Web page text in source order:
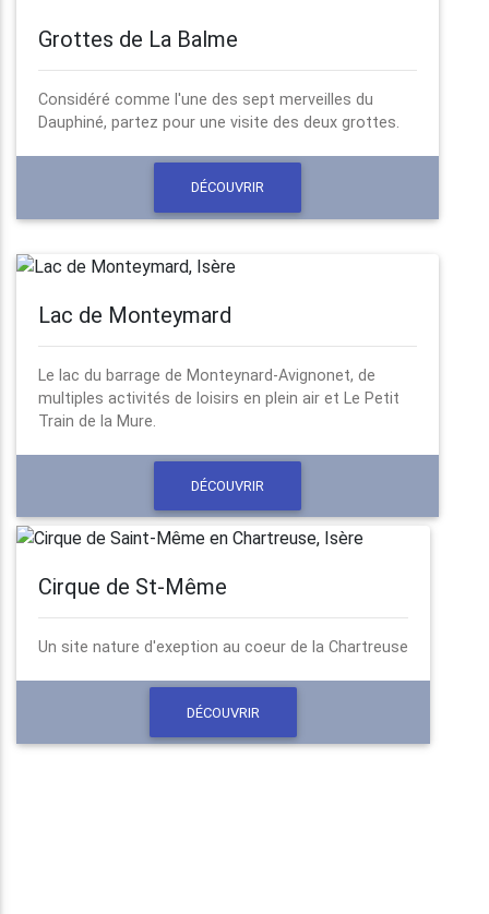
Grottes de La Balme
Considéré comme l'une des sept merveilles du
Dauphiné, partez pour une visite des deux grottes.
DÉCOUVRIR
Lac de Monteymard
Le lac du barrage de Monteynard-Avignonet, de
multiples activités de loisirs en plein air et Le Petit
Train de la Mure.
DÉCOUVRIR
Cirque de St-Même
Un site nature d'exeption au coeur de la Chartreuse
DÉCOUVRIR